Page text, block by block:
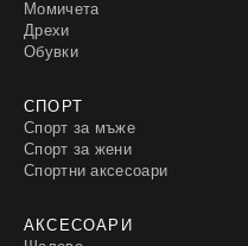
Момичета
Дрехи
Обувки
СПОРТ
Спорт за мъже
Спорт за жени
Спортни аксесоари
АКСЕСОАРИ